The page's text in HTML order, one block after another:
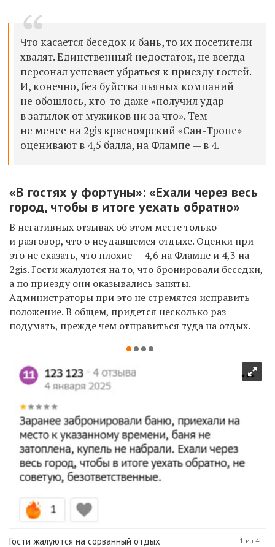
Что касается беседок и бань, то их посетители
хвалят. Единственный недостаток, не всегда
персонал успевает убраться к приезду гостей.
И, конечно, без буйства пьяных компаний
не обошлось, кто-то даже «получил удар
в затылок от мужиков ни за что». Тем
не менее на 2gis красноярский «Сан-Тропе»
оценивают в 4,5 балла, на Флампе — в 4.
«В гостях у фортуны»: «Ехали через весь
город, чтобы в итоге уехать обратно»
В негативных отзывах об этом месте только
и разговор, что о неудавшемся отдыхе. Оценки при
это не сказать, что плохие — 4,6 на Флампе и 4,3 на
2gis. Гости жалуются на то, что бронировали беседки,
а по приезду они оказывались заняты.
Администраторы при это не стремятся исправить
положение. В общем, придется несколько раз
подумать, прежде чем отправиться туда на отдых.
Гости жалуются на сорванный отдых 1 из 4